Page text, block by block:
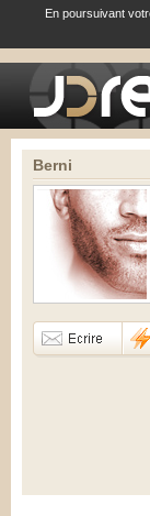
En poursuivant
Berni